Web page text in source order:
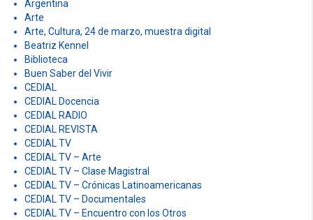
a
t
i
o
n
Argentina
Arte
Arte, Cultura, 24 de marzo, muestra digital
Beatriz Kennel
Biblioteca
Buen Saber del Vivir
CEDIAL
CEDIAL Docencia
CEDIAL RADIO
CEDIAL REVISTA
CEDIAL TV
CEDIAL TV – Arte
CEDIAL TV – Clase Magistral
CEDIAL TV – Crónicas Latinoamericanas
CEDIAL TV – Documentales
CEDIAL TV – Encuentro con los Otros